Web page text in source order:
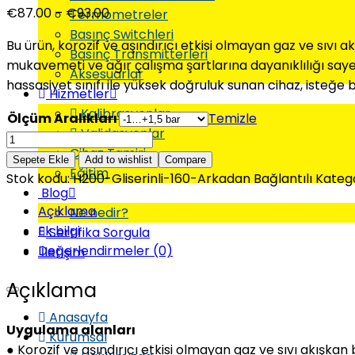
Termometreler
Basınç Switchleri
Basınç Transmitterleri
Aksesuarlar
Hizmetler
Kalibrasyonlar
Validasyonlar
Cihaz Tamiri
Eğitim
Blog
Ne nedir?
Sertifika Sorgula
İletişim
Anasayfa
Kurumsal
€87.00– €93.00
Bu ürün, korozif ve aşındırıcı etkisi olmayan gaz ve
mukavemeti ve ağır çalışma şartlarına dayanıklılığı
hassasiyet sınıfı ile yüksek doğruluk sunan cihaz,
Ölçüm Aralıkları
Temizle
Sepete Ekle Add to wishlist Compare
Stok kodu:H200-Gliserinli-160-Arkadan Bağlantılı
Açıklama
Ek bilgi
Değerlendirmeler (0)
Açıklama
Uygulama alanları
● Korozif ve aşındırıcı etkisi olmayan gaz ve sıvı